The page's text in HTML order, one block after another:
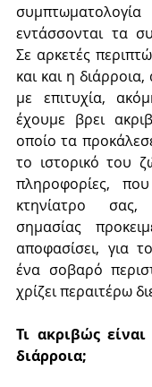
εντάσσονται τα
Σε αρκετές
και και η διάρροια,
με επιτυχία,
έχουμε βρει
οποίο τα
το ιστορικό του
πληροφορίες,
κτηνίατρο σας,
σημασίας
αποφασίσει, για
ένα σοβαρό
χρίζει περαιτέρω
Τι ακριβώς
διάρροια;